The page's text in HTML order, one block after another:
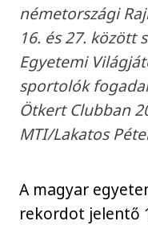
németországi
16. és 27. között
Egyetemi
sportolók
Ötkert Clubban
MTI/Lakatos
A magyar
rekordot jelentő